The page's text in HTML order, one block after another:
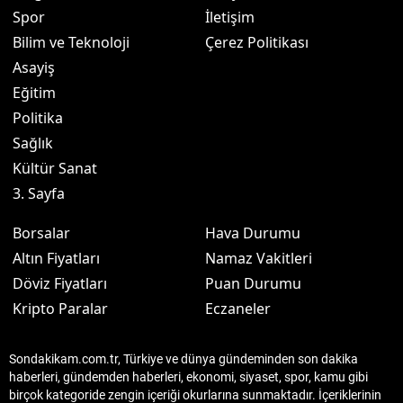
Spor
Bilim ve Teknoloji
Asayiş
Eğitim
Politika
Sağlık
Kültür Sanat
3. Sayfa
İletişim
Çerez Politikası
Borsalar
Altın Fiyatları
Döviz Fiyatları
Kripto Paralar
Hava Durumu
Namaz Vakitleri
Puan Durumu
Eczaneler
Sondakikam.com.tr, Türkiye ve dünya gündeminden son dakika
haberleri, gündemden haberleri, ekonomi, siyaset, spor, kamu gibi
birçok kategoride zengin içeriği okurlarına sunmaktadır. İçeriklerinin